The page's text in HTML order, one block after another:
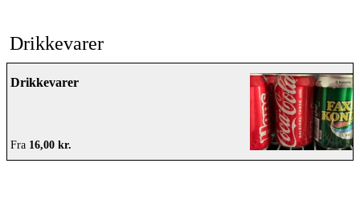
Drikkevarer
Drikkevarer
Fra 16,00 kr.